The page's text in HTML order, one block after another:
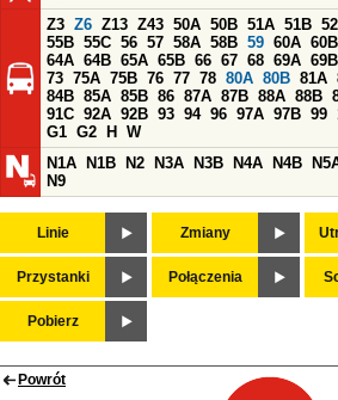
Z3 Z6 Z13 Z43 50A 50B 51A 51B 52
55B 55C 56 57 58A 58B 59 60A 60B
64A 64B 65A 65B 66 67 68 69A 69B
73 75A 75B 76 77 78 80A 80B 81A
84B 85A 85B 86 87A 87B 88A 88B
91C 92A 92B 93 94 96 97A 97B 99
G1 G2 H
W
N1A
N1B N2 N3A N3B N4A N4B
N9
Linie Zmiany
Przystanki Połączenia
Pobierz
Powrót